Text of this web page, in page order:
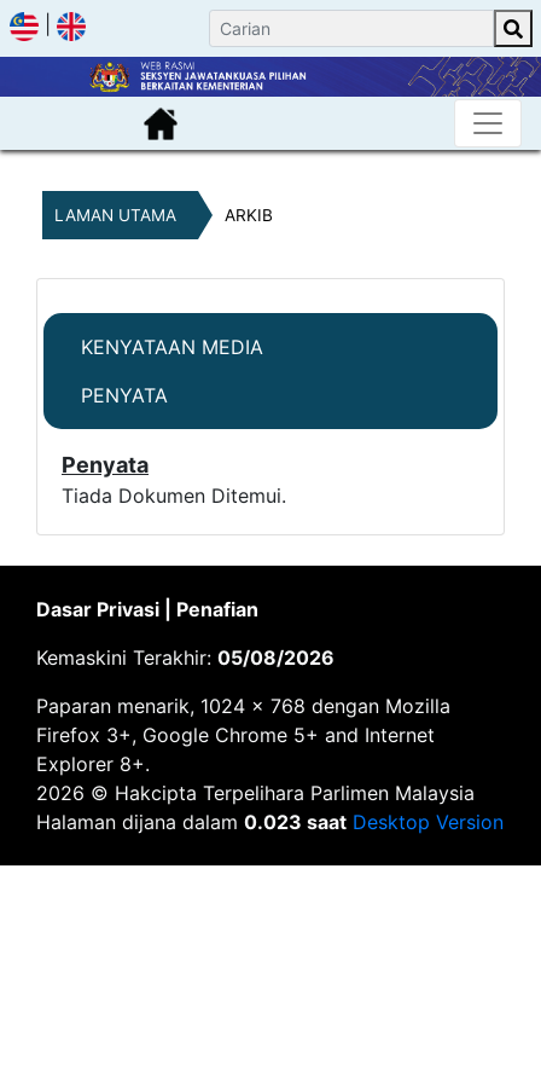
LAMAN UTAMA ARKIB
KENYATAAN MEDIA
PENYATA
Penyata
Tiada Dokumen Ditemui.
Dasar Privasi
Penafian
Kemaskini Terakhir: 05/08/2026
Paparan menarik, 1024 x 768 dengan Mozilla
Firefox 3+, Google Chrome 5+ and Internet
Explorer 8+.
2026 © Hakcipta Terpelihara Parlimen Malaysia
Halaman dijana dalam 0.023 saat Desktop Version